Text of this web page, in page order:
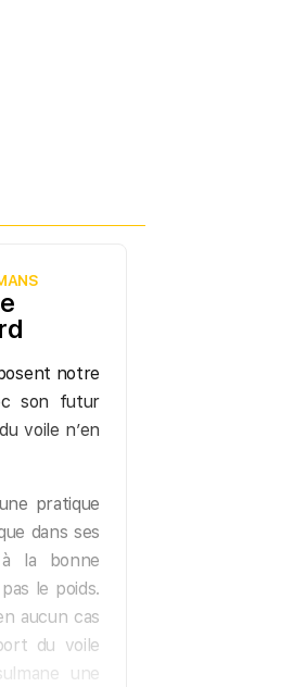
notre
son futur
voile n’en
pratique
dans ses
la bonne
le poids.
aucun cas
du voile
une